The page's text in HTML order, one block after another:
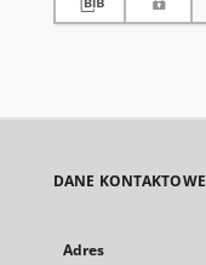
DANE KONTAKTOWE
Adres